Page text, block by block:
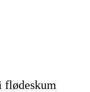
flødeskum